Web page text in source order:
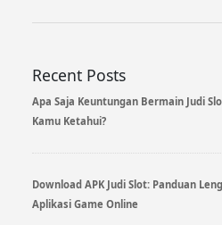
Recent Posts
Apa Saja Keuntungan Bermain Judi
Kamu Ketahui?
Download APK Judi Slot: Panduan
Aplikasi Game Online